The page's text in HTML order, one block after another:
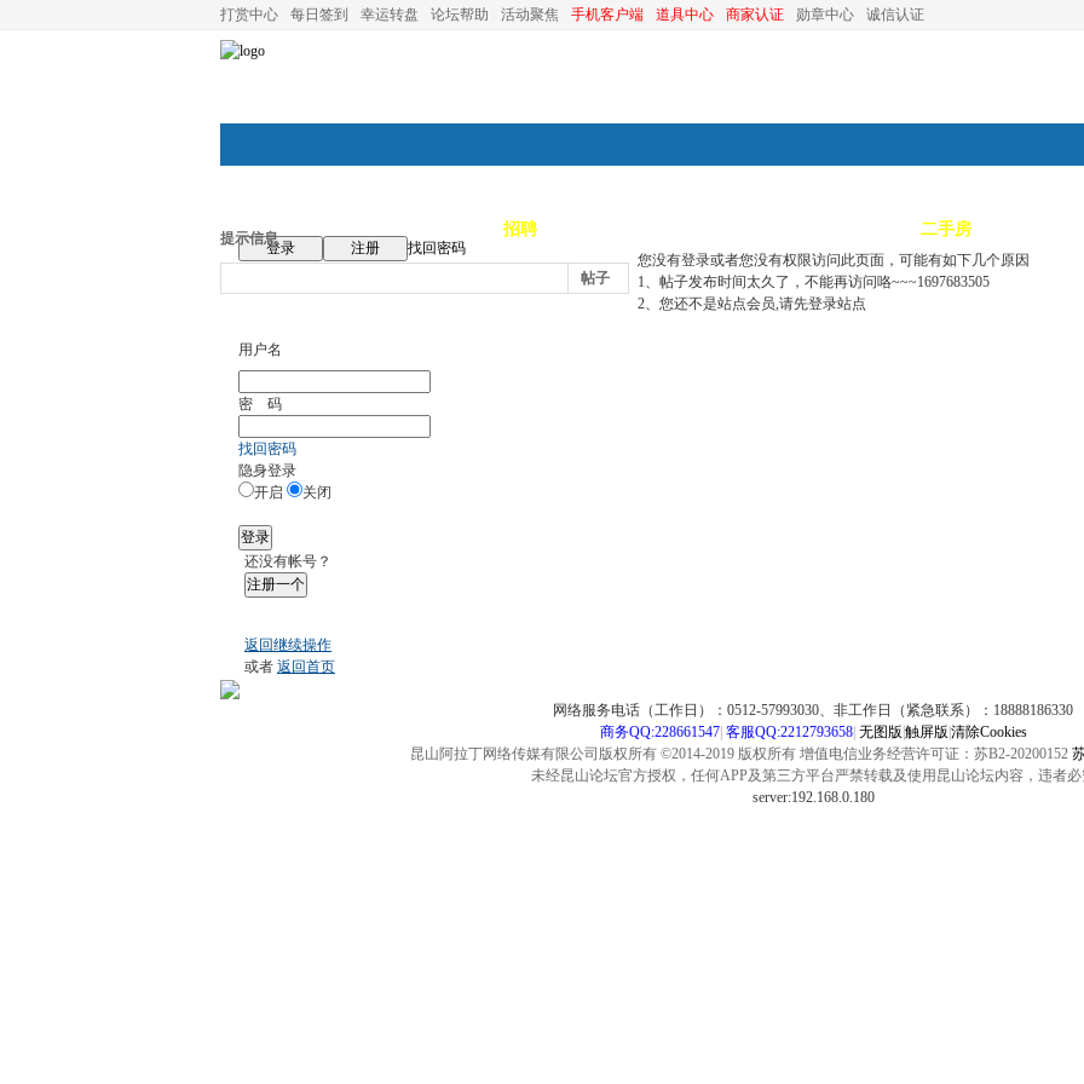
打赏中心 每日签到 幸运转盘 论坛帮助 活动聚焦 手机客户端 道具中心 商家认证 勋章中心 诚信认证
论坛首页 招聘 二手房
登录 注册
找回密码
帖子
提示信息
您没有登录或者您没有权限访问此页面，可能有如下几个原因
1、帖子发布时间太久了，不能再访问咯~~~1697683505
2、您还不是站点会员,请先登录站点
用户名
密 码
找回密码
隐身登录
开启
关闭
登录
还没有帐号？
注册一个
返回继续操作
或者 返回首页
网络服务电话（工作日）：0512-57993030、非工作日（紧急联系）：18888186330
商务QQ:228661547| 客服QQ:2212793658| 无图版 触屏版 清除Cookies
昆山阿拉丁网络传媒有限公司版权所有 ©2014-2019 版权所有 增值电信业务经营许可证：苏B2-20200152
未经昆山论坛官方授权，任何APP及第三方平台严禁转载及使用昆山论坛内容，违者必
server:192.168.0.180